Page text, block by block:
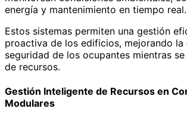
energía y mantenimiento en tiempo real.
Estos sistemas permiten una gestión
proactiva de los edificios, mejorando
seguridad de los ocupantes mientras
de recursos.
Gestión Inteligente de Recursos en
Modulares